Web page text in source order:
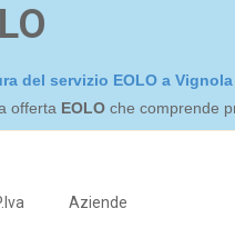
del servizio EOLO a Vignola
offerta EOLO che comprende
Aziende